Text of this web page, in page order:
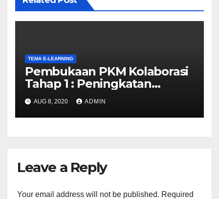
TEMA E-LEARNING
Pembukaan PKM Kolaborasi
Tahap 1 : Peningkatan
Kualitas Pembelajaran
Daring
AUG 8, 2020 ADMIN
Leave a Reply
Your email address will not be published. Required